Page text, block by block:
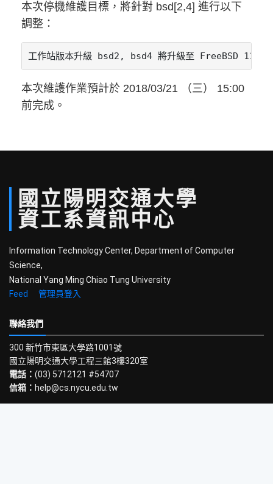
本次停機維護目標，將針對 bsd[2,4] 進行以下
調整：
本次維護作業預計於 2018/03/21 （三） 15:00
前完成。
國立 陽明 交通大學
資工系資訊中心
Information Technology Center, Department of Computer
Science,
National Yang Ming Chiao Tung University
Feed
管理員登入
聯絡我們
300 新竹市東區大學路1001號
國立陽明交通大學工程三館3樓320室
電話： (03) 5712121 #54707
信箱： help@cs.nycu.edu.tw